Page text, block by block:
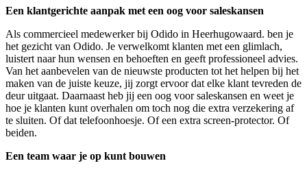
Een klantgerichte aanpak met een oog voor saleskansen
Als commercieel medewerker bij Odido in Heerhugowaard. ben je
het gezicht van Odido. Je verwelkomt klanten met een glimlach,
luistert naar hun wensen en behoeften en geeft professioneel advies.
Van het aanbevelen van de nieuwste producten tot het helpen bij het
maken van de juiste keuze, jij zorgt ervoor dat elke klant tevreden de
deur uitgaat. Daarnaast heb jij een oog voor saleskansen en weet je
hoe je klanten kunt overhalen om toch nog die extra verzekering af
te sluiten. Of dat telefoonhoesje. Of een extra screen-protector. Of
beiden.
Een team waar je op kunt bouwen